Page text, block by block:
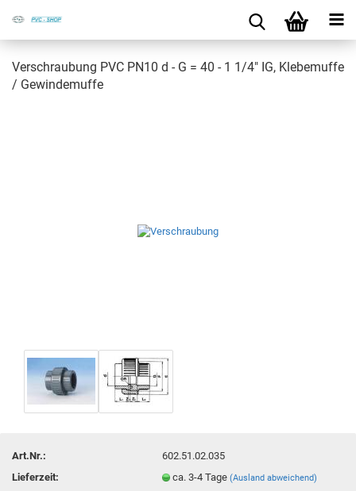
Ver­schrau­bung PVC PN10 d - G = 40 - 1 1/4" IG, Kle­be­muf­fe
/ Ge­win­de­muf­fe
Art.Nr.:
602.51.02.035
Lieferzeit:
ca. 3-4 Tage(Ausland abweichend)